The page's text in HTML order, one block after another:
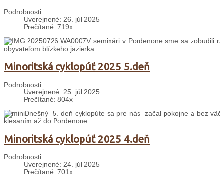
Podrobnosti
Uverejnené: 26. júl 2025
Prečítané: 719x
V seminári v Pordenone sme sa zobudili
obyvateľom blízkeho jazierka.
Minoritská cyklopúť 2025 5.deň
Podrobnosti
Uverejnené: 25. júl 2025
Prečítané: 804x
Dnešný 5. deň cyklopúte sa pre nás začal pokojne a bez
klesaním až do Pordenone.
Minoritská cyklopúť 2025 4.deň
Podrobnosti
Uverejnené: 24. júl 2025
Prečítané: 701x